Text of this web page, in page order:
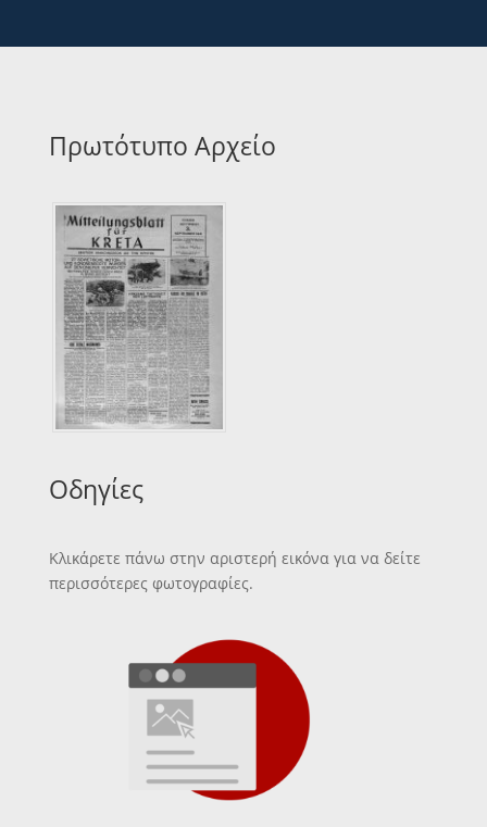
Πρωτότυπο Αρχείο
Οδηγίες
Κλικάρετε πάνω στην αριστερή εικόνα για να δείτε
περισσότερες φωτογραφίες.